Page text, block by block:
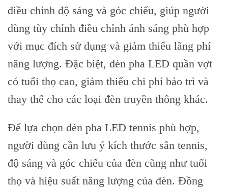
điều chỉnh độ sáng và góc chiếu, giúp người
dùng tùy chỉnh điều chỉnh ánh sáng phù hợp
với mục đích sử dụng và giảm thiểu lãng phí
năng lượng. Đặc biệt, đèn pha LED quần vợt
có tuổi thọ cao, giảm thiểu chi phí bảo trì và
thay thế cho các loại đèn truyền thông khác.
Để lựa chọn đèn pha LED tennis phù hợp,
người dùng cần lưu ý kích thước sân tennis,
độ sáng và góc chiếu của đèn cũng như tuổi
thọ và hiệu suất năng lượng của đèn. Đồng